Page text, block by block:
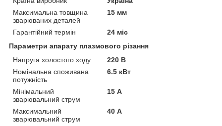
Максимальна товщина
зварюваних деталей
15 мм
Гарантійний термін
24 міс
Параметри апарату плазмового різання
Напруга холостого ходу
220 В
Номінальна споживана
потужність
6.5 кВт
Мінімальний
зварювальний струм
15 А
Максимальний
зварювальний струм
40 А